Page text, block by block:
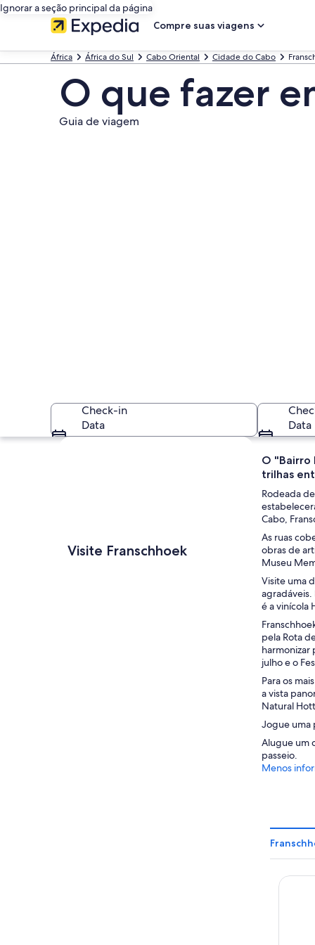
Ignorar a seção principal da página
Compre suas viagens
África África do Sul Cabo Oriental Cidade do Cabo
O que fazer
Guia de viagem
Uma igreja
Check-in
Data
Data
Explorar mapa
Visite Franschhoek
O "Bairro
trilhas
Rodeada
Cabo,
As ruas
obras de
Museu
Visite uma
agradáveis.
é a vinícola
pela Rota
harmonizar
julho e o
Para os
a vista
Natural
Jogue uma
Alugue um
passeio.
Menos
Mont